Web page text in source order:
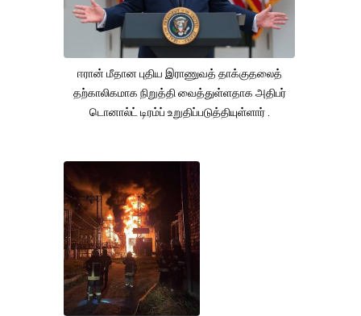
ஈரான் மீதான புதிய இராணுவத் தாக்குதலைத்
தற்காலிகமாக நிறுத்தி வைத்துள்ளதாக அதிபர்
டொனால்ட் டிரம்ப் உறுதிப்படுத்தியுள்ளார் .